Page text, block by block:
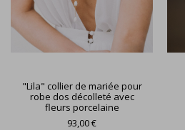
"Lila" collier de mariée pour
robe dos décolleté avec
fleurs porcelaine
93,00 €